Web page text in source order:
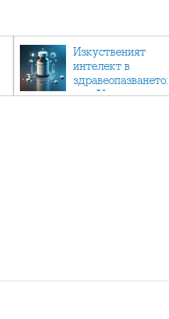
Изкуственият
интелект в
здравеопазването:
как AI променя